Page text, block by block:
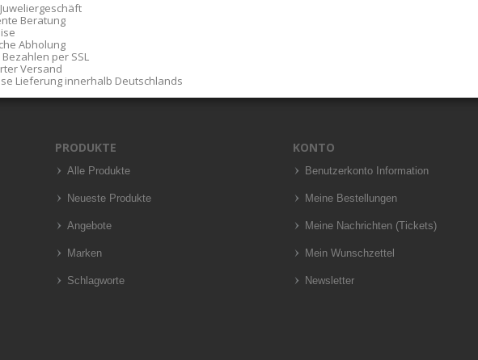
Beratung
Abholung
per SSL
Versand
Lieferung innerhalb Deutschlands
PRODUKTE
Alle Produkte
Neueste Produkte
Angebote
Marken
Schlagworte
KONTO
Benutzerkonto Information
Meine Bestellungen
Meine Nachrichten (Tickets)
Mein Wunschzettel
Newsletter